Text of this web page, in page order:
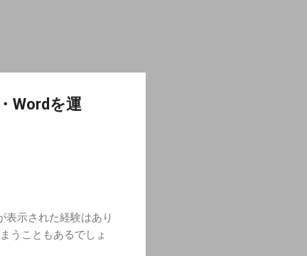
Wordを運
表示された経験はあり
うこともあるでしょ